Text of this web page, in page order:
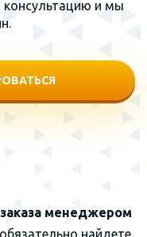
консультацию и мы
менеджером
найдете